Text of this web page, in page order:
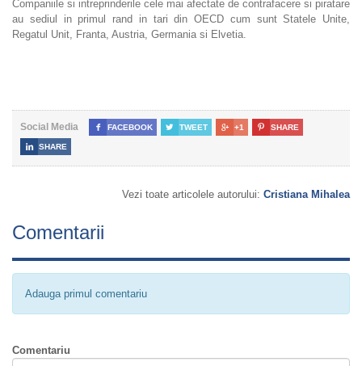
Companiile si intreprinderile cele mai afectate de contrafacere si piratare
au sediul in primul rand in tari din OECD cum sunt Statele Unite,
Regatul Unit, Franta, Austria, Germania si Elvetia.
Social Media  FACEBOOK  TWEET  +1  SHARE
 SHARE
Vezi toate articolele autorului: Cristiana Mihalea
Comentarii
Adauga primul comentariu
Comentariu